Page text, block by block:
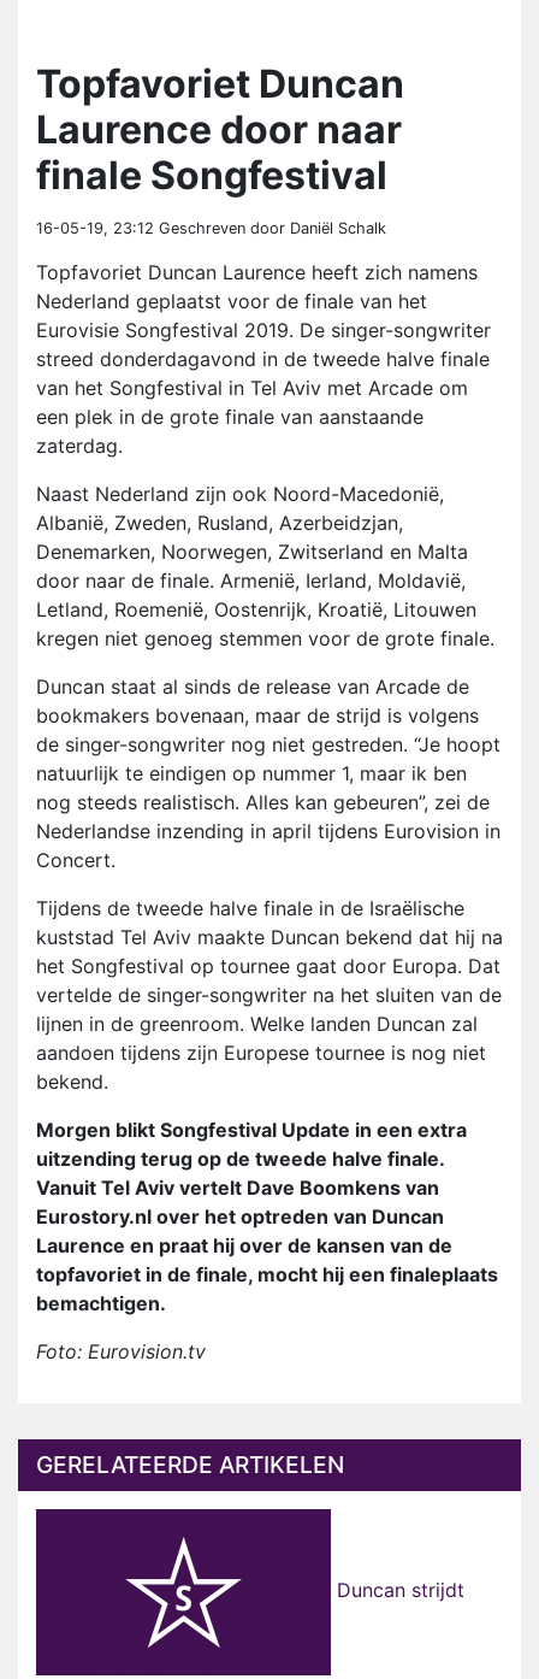
Topfavoriet Duncan
Laurence door naar
finale Songfestival
16-05-19, 23:12 Geschreven door Daniël Schalk
Topfavoriet Duncan Laurence heeft zich namens
Nederland geplaatst voor de finale van het
Eurovisie Songfestival 2019. De singer-songwriter
streed donderdagavond in de tweede halve finale
van het Songfestival in Tel Aviv met Arcade om
een plek in de grote finale van aanstaande
zaterdag.
Naast Nederland zijn ook Noord-Macedonië,
Albanië, Zweden, Rusland, Azerbeidzjan,
Denemarken, Noorwegen, Zwitserland en Malta
door naar de finale. Armenië, Ierland, Moldavië,
Letland, Roemenië, Oostenrijk, Kroatië, Litouwen
kregen niet genoeg stemmen voor de grote finale.
Duncan staat al sinds de release van Arcade de
bookmakers bovenaan, maar de strijd is volgens
de singer-songwriter nog niet gestreden. “Je hoopt
natuurlijk te eindigen op nummer 1, maar ik ben
nog steeds realistisch. Alles kan gebeuren”, zei de
Nederlandse inzending in april tijdens Eurovision in
Concert.
Tijdens de tweede halve finale in de Israëlische
kuststad Tel Aviv maakte Duncan bekend dat hij na
het Songfestival op tournee gaat door Europa. Dat
vertelde de singer-songwriter na het sluiten van de
lijnen in de greenroom. Welke landen Duncan zal
aandoen tijdens zijn Europese tournee is nog niet
bekend.
Morgen blikt Songfestival Update in een extra
uitzending terug op de tweede halve finale.
Vanuit Tel Aviv vertelt Dave Boomkens van
Eurostory.nl over het optreden van Duncan
Laurence en praat hij over de kansen van de
topfavoriet in de finale, mocht hij een finaleplaats
bemachtigen.
Foto: Eurovision.tv
GERELATEERDE ARTIKELEN
Duncan strijdt